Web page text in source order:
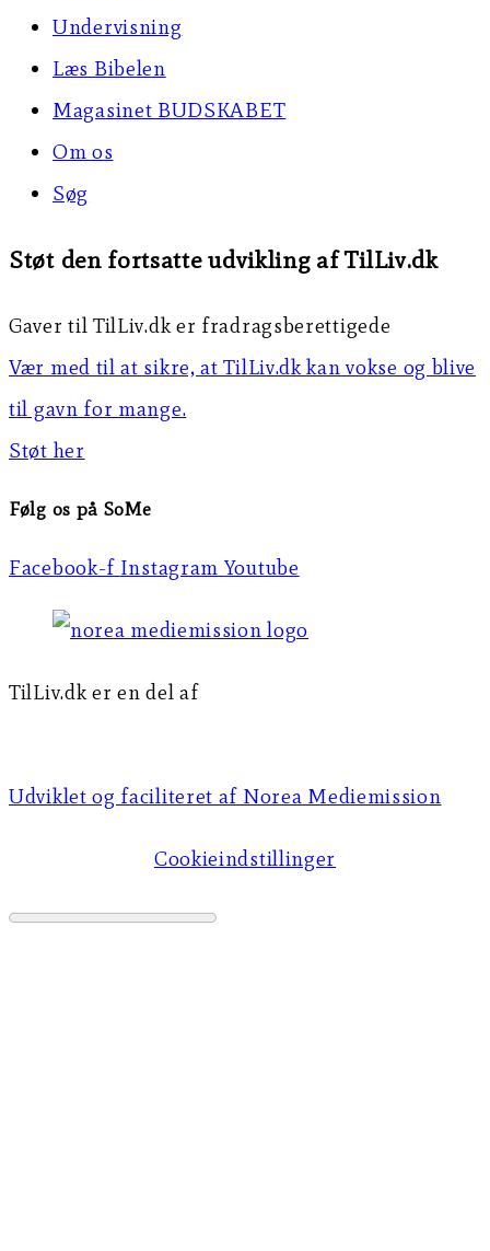
Undervisning
Læs Bibelen
Magasinet BUDSKABET
Om os
Søg
Støt den fortsatte udvikling af TilLiv.dk
Gaver til TilLiv.dk er fradragsberettigede
Vær med til at sikre, at TilLiv.dk kan vokse og blive
til gavn for mange.
Støt her
Følg os på SoMe
Facebook-f Instagram Youtube
TilLiv.dk er en del af
Udviklet og faciliteret af Norea Mediemission​​
Cookieindstillinger